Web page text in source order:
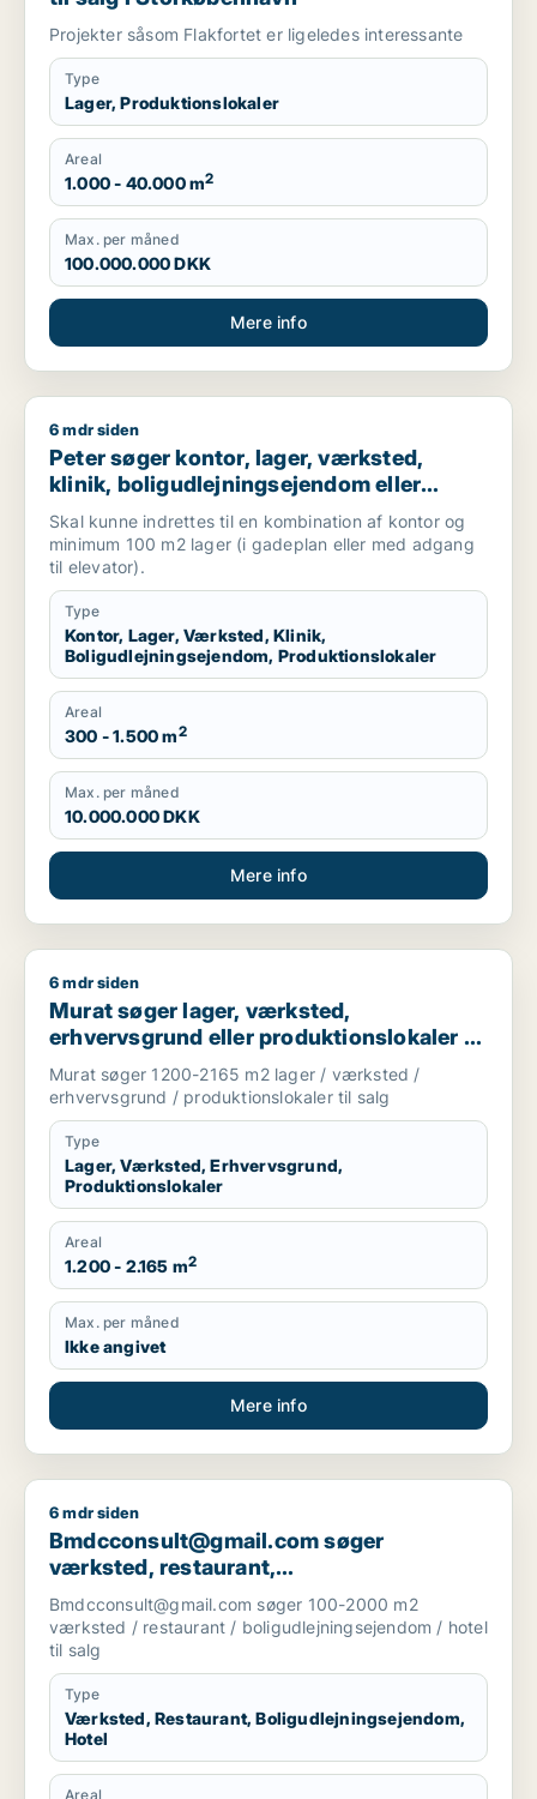
Projekter såsom Flakfortet er ligeledes interessante
Type
Lager, Produktionslokaler
Areal
1.000 - 40.000 m2
Max. per måned
100.000.000 DKK
Mere info
Peter søger kontor, lager, værksted, klinik,
6 mdr siden
Peter søger kontor, lager, værksted,
klinik, boligudlejningsejendom eller
produktionslokaler til salg i
Frederiksberg, Østerbro eller Nordhavn
m.fl.
Skal kunne indrettes til en kombination af kontor og
minimum 100 m2 lager (i gadeplan eller med adgang
til elevator).
Type
Kontor, Lager, Værksted, Klinik,
Boligudlejningsejendom, Produktionslokaler
Areal
300 - 1.500 m2
Max. per måned
10.000.000 DKK
Mere info
Murat søger lager, værksted, erhvervsgrund eller
6 mdr siden
Murat søger lager, værksted,
erhvervsgrund eller produktionslokaler til
salg i Albertslund, Vallensbæk eller Høje
Taastrup m.fl.
Murat søger 1200-2165 m2 lager / værksted /
erhvervsgrund / produktionslokaler til salg
Type
Lager, Værksted, Erhvervsgrund,
Produktionslokaler
Areal
1.200 - 2.165 m2
Max. per måned
Ikke angivet
Mere info
Bmdcconsult@gmail.com søger værksted, restaurant,
6 mdr siden
Bmdcconsult@gmail.com søger
værksted, restaurant,
boligudlejningsejendom eller hotel til salg
i Storkøbenhavn
Bmdcconsult@gmail.com søger 100-2000 m2
værksted / restaurant / boligudlejningsejendom / hotel
til salg
Type
Værksted, Restaurant, Boligudlejningsejendom,
Hotel
Areal